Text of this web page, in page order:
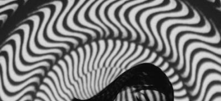
ಸೂಕ್ಷ್ಮತೆ:
ಬದಲಾಗದ
ಮನಸ್ಥಿತಿ
!
ಸುಧಾ
ಹಡಿನಬಾಳ
ಅವರ
ಲೇಖನ